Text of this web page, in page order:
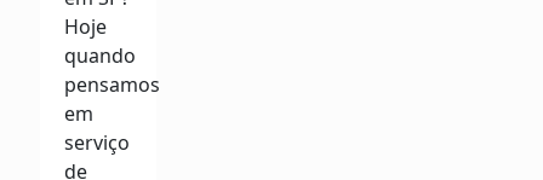
Hoje
quando
pensamos
em
serviço
de